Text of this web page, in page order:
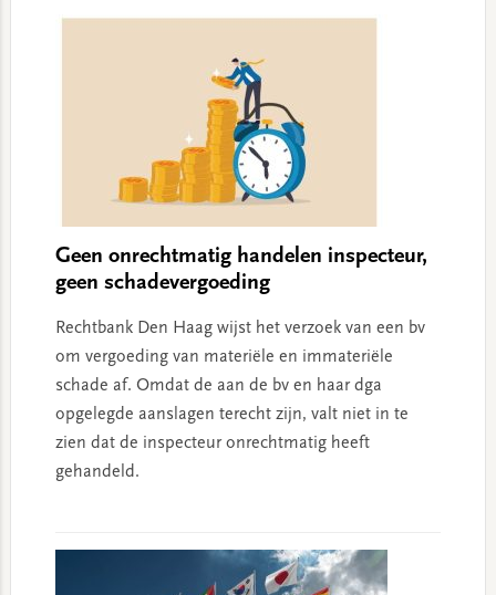
Geen onrechtmatig handelen inspecteur,
geen schadevergoeding
Rechtbank Den Haag wijst het verzoek van een bv
om vergoeding van materiële en immateriële
schade af. Omdat de aan de bv en haar dga
opgelegde aanslagen terecht zijn, valt niet in te
zien dat de inspecteur onrechtmatig heeft
gehandeld.